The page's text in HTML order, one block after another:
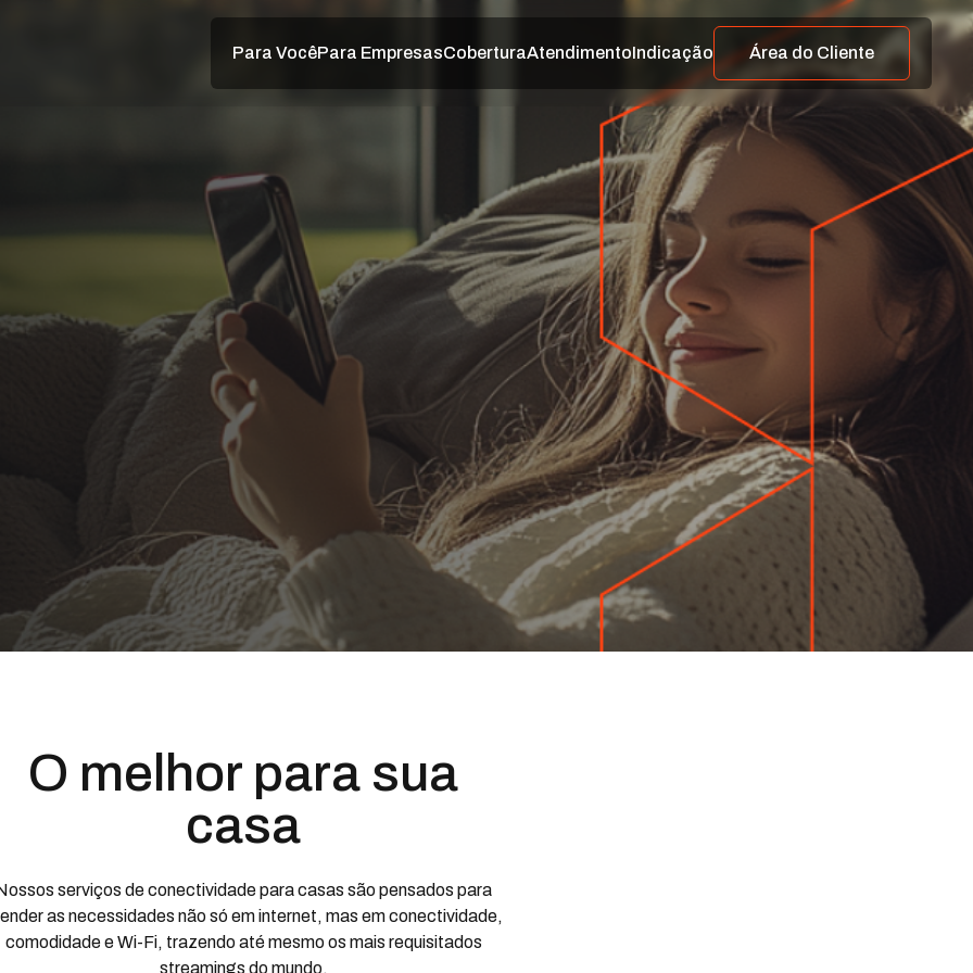
Para VocêPara EmpresasCoberturaAtendimentoIndicação Área do Cliente
O melhor para sua
casa
serviços de conectividade para casas são pensados para
as necessidades não só em internet, mas em conectividade,
comodidade e Wi-Fi, trazendo até mesmo os mais requisitados
streamings do mundo.